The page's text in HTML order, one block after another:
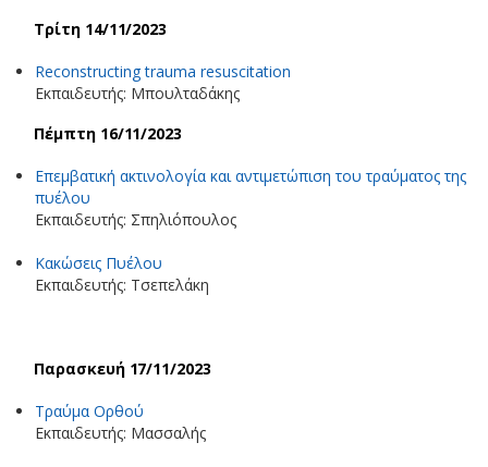
Τρίτη 14/11/2023
Reconstructing trauma resuscitation
Εκπαιδευτής: Μπουλταδάκης
Πέμπτη 16/11/2023
Επεμβατική ακτινολογία και αντιμετώπιση του τραύματος της
πυέλου
Εκπαιδευτής: Σπηλιόπουλος
Κακώσεις Πυέλου
Εκπαιδευτής: Τσεπελάκη
Παρασκευή 17/11/2023
Τραύμα Ορθού
Εκπαιδευτής: Μασσαλής